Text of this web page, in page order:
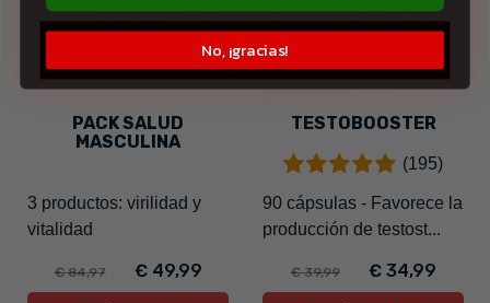
PACK SALUD
MASCULINA
3 productos: virilidad y
vitalidad
€ 84,97 € 49,99
TESTOBOOSTER
(195)
90 cápsulas - Favorece la
producción de testost...
€ 39,99 € 34,99
No, ¡gracias!